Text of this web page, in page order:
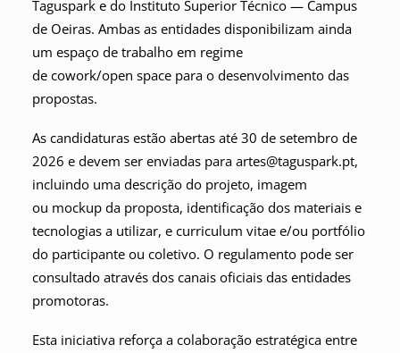
Taguspark e do Instituto Superior Técnico — Campus
de Oeiras. Ambas as entidades disponibilizam ainda
um espaço de trabalho em regime
de cowork/open space para o desenvolvimento das
propostas.
As candidaturas estão abertas até 30 de setembro de
2026 e devem ser enviadas para artes@taguspark.pt,
incluindo uma descrição do projeto, imagem
ou mockup da proposta, identificação dos materiais e
tecnologias a utilizar, e curriculum vitae e/ou portfólio
do participante ou coletivo. O regulamento pode ser
consultado através dos canais oficiais das entidades
promotoras.
Esta iniciativa reforça a colaboração estratégica entre